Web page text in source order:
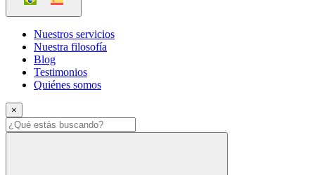
Nuestros servicios
Nuestra filosofía
Blog
Testimonios
Quiénes somos
×